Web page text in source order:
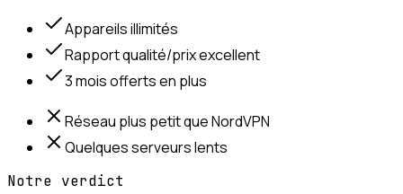
Appareils illimités
Rapport qualité/prix excellent
3 mois offerts en plus
Réseau plus petit que NordVPN
Quelques serveurs lents
Notre verdict